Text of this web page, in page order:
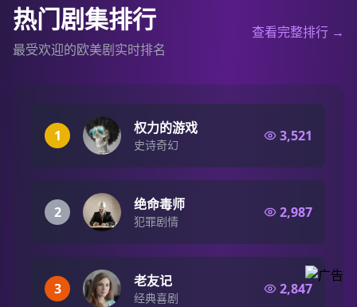
热门剧集排行
最受欢迎的欧美剧实时排名
查看完整排行 →
1 权力的游戏
史诗奇幻
3,521
2 绝命毒师
犯罪剧情
2,987
3 老友记
经典喜剧
2,847